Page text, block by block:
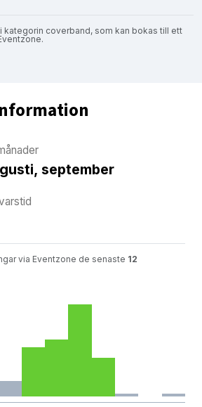
i kategorin coverband, som kan bokas till ett
september
via Eventzone de senaste 12